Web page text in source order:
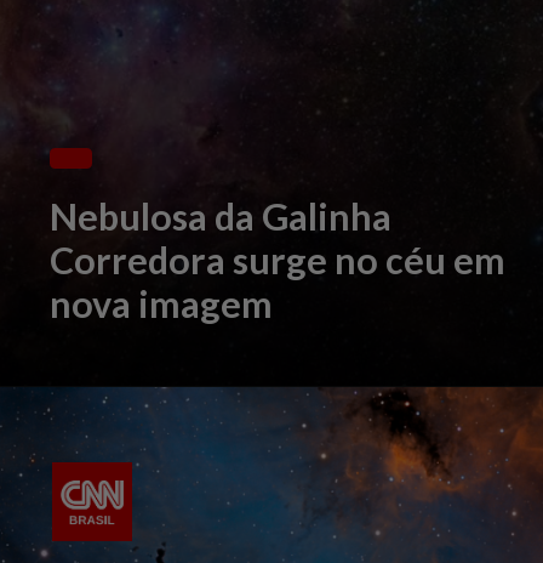
Nebulosa da Galinha
Corredora surge no céu em
nova imagem